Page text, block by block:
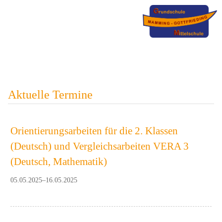
Aktuelle Termine
Orientierungsarbeiten für die 2. Klassen
(Deutsch) und Vergleichsarbeiten VERA 3
(Deutsch, Mathematik)
05.05.2025–16.05.2025